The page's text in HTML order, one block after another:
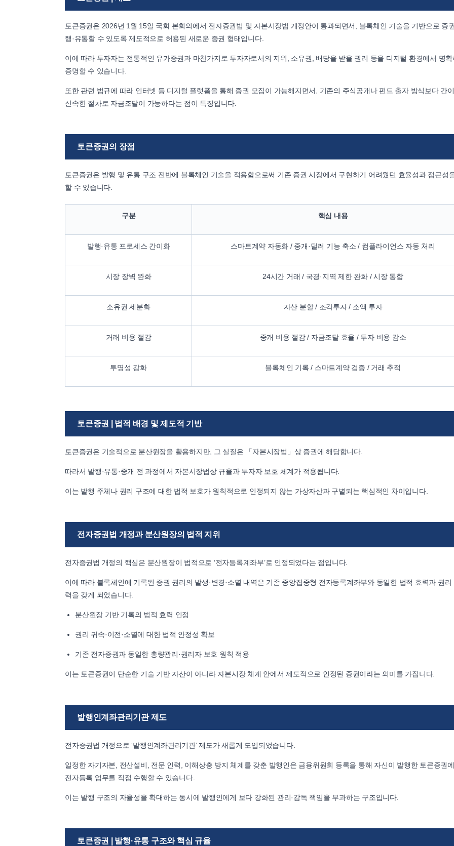
토큰증권은 2026년 1월 15일 국회 본회의에서 전자증권법 및 자본시장법 개정안이 통과되면서, 블록체인 기술을 기반으로 증
행·유통할 수 있도록 제도적으로 허용된 새로운 증권 형태입니다.
이에 따라 투자자는 전통적인 유가증권과 마찬가지로 투자자로서의 지위, 소유권, 배당을 받을 권리 등을 디지털 환경에서 명확
증명할 수 있습니다.
또한 관련 법규에 따라 인터넷 등 디지털 플랫폼을 통해 증권 모집이 가능해지면서, 기존의 주식공개나 펀드 출자 방식보다 간
신속한 절차로 자금조달이 가능하다는 점이 특징입니다.
토큰증권의 장점
토큰증권은 발행 및 유통 구조 전반에 블록체인 기술을 적용함으로써 기존 증권 시장에서 구현하기 어려웠던 효율성과 접근성
할 수 있습니다.
구분 핵심 내용
발행·유통 프로세스 간이화 스마트계약 자동화 / 중개·딜러 기능 축소 / 컴플라이언스 자동 처리
시장 장벽 완화 24시간 거래 / 국경·지역 제한 완화 / 시장 통합
소유권 세분화 자산 분할 / 조각투자 / 소액 투자
거래 비용 절감 중개 비용 절감 / 자금조달 효율 / 투자 비용 감소
투명성 강화 블록체인 기록 / 스마트계약 검증 / 거래 추적
토큰증권 | 법적 배경 및 제도적 기반
토큰증권은 기술적으로 분산원장을 활용하지만, 그 실질은 「자본시장법」상 증권에 해당합니다.
따라서 발행·유통·중개 전 과정에서 자본시장법상 규율과 투자자 보호 체계가 적용됩니다.
이는 발행 주체나 권리 구조에 대한 법적 보호가 원칙적으로 인정되지 않는 가상자산과 구별되는 핵심적인 차이입니다.
전자증권법 개정과 분산원장의 법적 지위
전자증권법 개정의 핵심은 분산원장이 법적으로 ‘전자등록계좌부’로 인정되었다는 점입니다.
이에 따라 블록체인에 기록된 증권 권리의 발생·변경·소멸 내역은 기존 중앙집중형 전자등록계좌부와 동일한 법적 효력과 권리
력을 갖게 되었습니다.
분산원장 기반 기록의 법적 효력 인정
권리 귀속·이전·소멸에 대한 법적 안정성 확보
기존 전자증권과 동일한 총량관리·권리자 보호 원칙 적용
이는 토큰증권이 단순한 기술 기반 자산이 아니라 자본시장 체계 안에서 제도적으로 인정된 증권이라는 의미를 가집니다.
발행인계좌관리기관 제도
전자증권법 개정으로 ‘발행인계좌관리기관’ 제도가 새롭게 도입되었습니다.
일정한 자기자본, 전산설비, 전문 인력, 이해상충 방지 체계를 갖춘 발행인은 금융위원회 등록을 통해 자신이 발행한 토큰증권
전자등록 업무를 직접 수행할 수 있습니다.
이는 발행 구조의 자율성을 확대하는 동시에 발행인에게 보다 강화된 관리·감독 책임을 부과하는 구조입니다.
토큰증권 | 발행·유통 구조와 핵심 규율